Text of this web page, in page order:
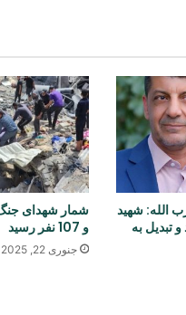
کردند
گفت‌وگوی مقام‌های
درباره گسترش
تجارتی
افغانستان و آذربایجان
محیط زیستی گفت‌وگوالله: شهید
تبدیل به
و 107 نفر رسید
جنوری 22, 2025